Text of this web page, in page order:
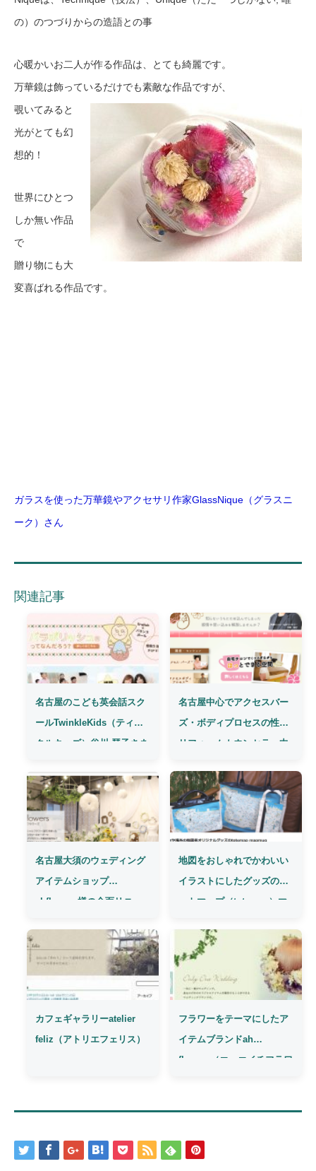
の）のつづりからの造語との事
心暖かいお二人が作る作品は、とても綺麗です。
万華鏡は飾っているだけでも素敵な作品ですが、
覗いてみると
光がとても幻
想的！
世界にひとつ
しか無い作品
で
贈り物にも大
変喜ばれる作品です。
ガラスを使った万華鏡やアクセサリ作家GlassNique（グラスニ
ーク）さん
関連記事
名古屋のこども英会話スク
ールTwinkleKids（ティン
クルキッズ）谷川 琴子さま
名古屋中心でアクセスバー
ズ・ボディプロセスの性格
リフォームカウンセラー中
名古屋大須のウェディング
アイテムショップ
ahflowers様の全面リニュ
地図をおしゃれでかわいい
イラストにしたグッズのト
ートマップ（totemap）マ
カフェギャラリーatelier
feliz（アトリエフェリス）
フラワーをテーマにしたア
イテムブランドah
flowers（エーエイチフラワ